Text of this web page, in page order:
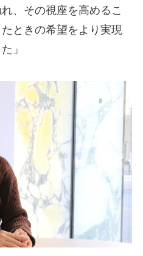
、その視座を高めるこ
ときの希望をより実現
」